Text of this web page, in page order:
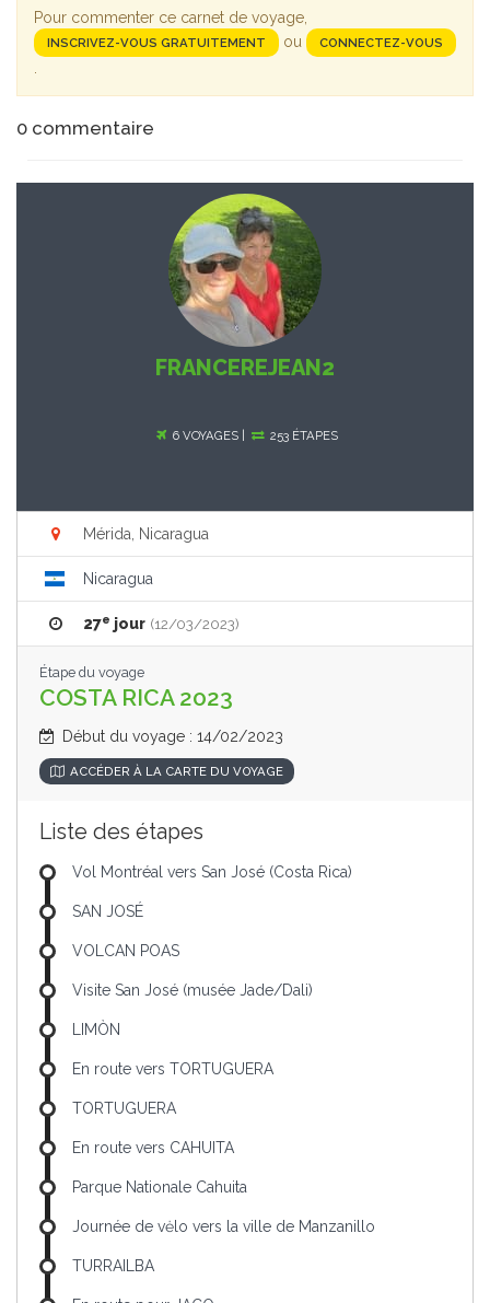
Pour commenter ce carnet de voyage,
INSCRIVEZ-VOUS GRATUITEMENT ou CONNECTEZ-VOUS
.
0 commentaire
FRANCEREJEAN2
6 VOYAGES | 253 ÉTAPES
Mérida, Nicaragua
Nicaragua
27e jour (12/03/2023)
Étape du voyage
COSTA RICA 2023
Début du voyage : 14/02/2023
ACCÉDER À LA CARTE DU VOYAGE
Liste des étapes
Vol Montréal vers San José (Costa Rica)
SAN JOSÉ
VOLCAN POAS
Visite San José (musée Jade/Dali)
LIMÒN
En route vers TORTUGUERA
TORTUGUERA
En route vers CAHUITA
Parque Nationale Cahuita
Journée de vėlo vers la ville de Manzanillo
TURRAILBA